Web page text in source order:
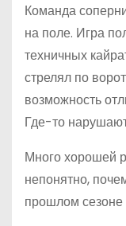
Команда
на поле. Игра
техничных
стрелял по
возможность
Где-то
Много хорошей
непонятно,
прошлом сезоне